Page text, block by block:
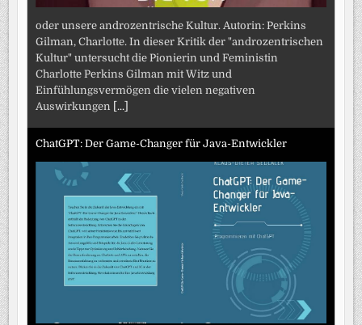
oder unsere androzentrische Kultur. Autorin: Perkins
Gilman, Charlotte. In dieser Kritik der "androzentrischen
Kultur" untersucht die Pionierin und Feministin
Charlotte Perkins Gilman mit Witz und
Einfühlungsvermögen die vielen negativen
Auswirkungen [...]
ChatGPT: Der Game-Changer für Java-Entwickler